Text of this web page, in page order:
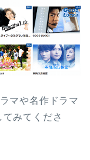
マや名作ドラマ
みてくださ